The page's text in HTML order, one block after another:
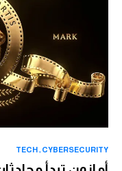
CYBERSECURITY
TECH